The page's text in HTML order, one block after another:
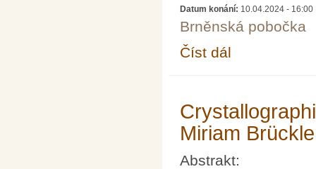
Datum konání: 10.04.2024 - 16:00
Brněnská pobočka
Číst dál
Miriam
Abstrakt: